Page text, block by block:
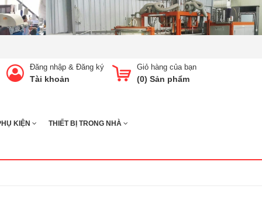
Giỏ hàng của bạn
(0) Sản phẩm
Đăng nhập & Đăng ký
Tài khoản
KIỆN THIẾT BỊ TRONG NHÀ